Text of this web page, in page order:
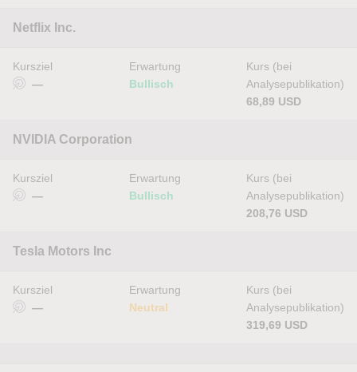
Netflix Inc.
Kursziel
—
Erwartung
Bullisch
Kurs (bei
Analysepublikation)
68,89 USD
NVIDIA Corporation
Kursziel
—
Erwartung
Bullisch
Kurs (bei
Analysepublikation)
208,76 USD
Tesla Motors Inc
Kursziel
—
Erwartung
Neutral
Kurs (bei
Analysepublikation)
319,69 USD